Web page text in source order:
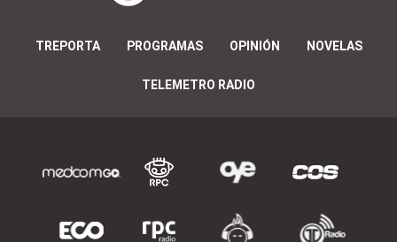
TREPORTA PROGRAMAS OPINIÓN NOVELAS
TELEMETRO RADIO